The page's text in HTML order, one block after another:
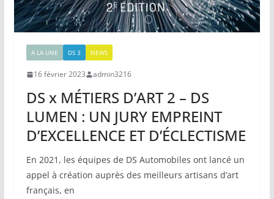
A LA UNE DS 3 NEWS
16 février 2023 admin3216
DS x MÉTIERS D’ART 2 – DS
LUMEN : UN JURY EMPREINT
D’EXCELLENCE ET D’ÉCLECTISME
En 2021, les équipes de DS Automobiles ont lancé un
appel à création auprès des meilleurs artisans d’art
français, en